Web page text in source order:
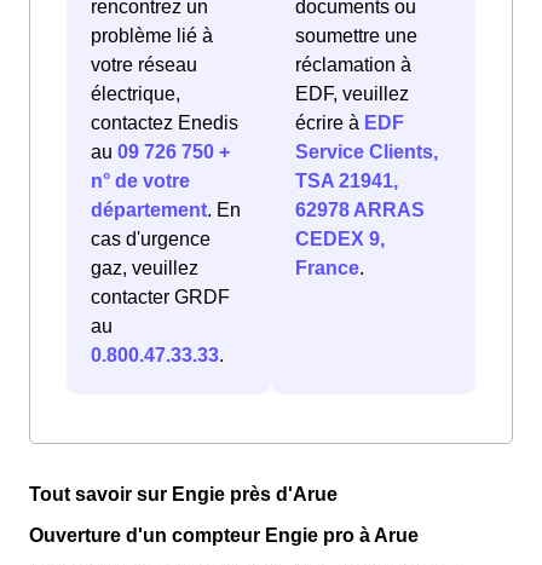
rencontrez un
problème lié à
votre réseau
électrique,
contactez Enedis
au 09 726 750 +
n° de votre
département. En
cas d'urgence
gaz, veuillez
contacter GRDF
au
0.800.47.33.33.
documents ou
soumettre une
réclamation à
EDF, veuillez
écrire à EDF
Service Clients,
TSA 21941,
62978 ARRAS
CEDEX 9,
France.
Tout savoir sur Engie près d'Arue
Ouverture d'un compteur Engie pro à Arue